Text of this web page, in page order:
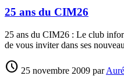
25 ans du CIM26
25 ans du CIM26 : Le club
de vous inviter dans ses
schedule 25 novembre 2009 par